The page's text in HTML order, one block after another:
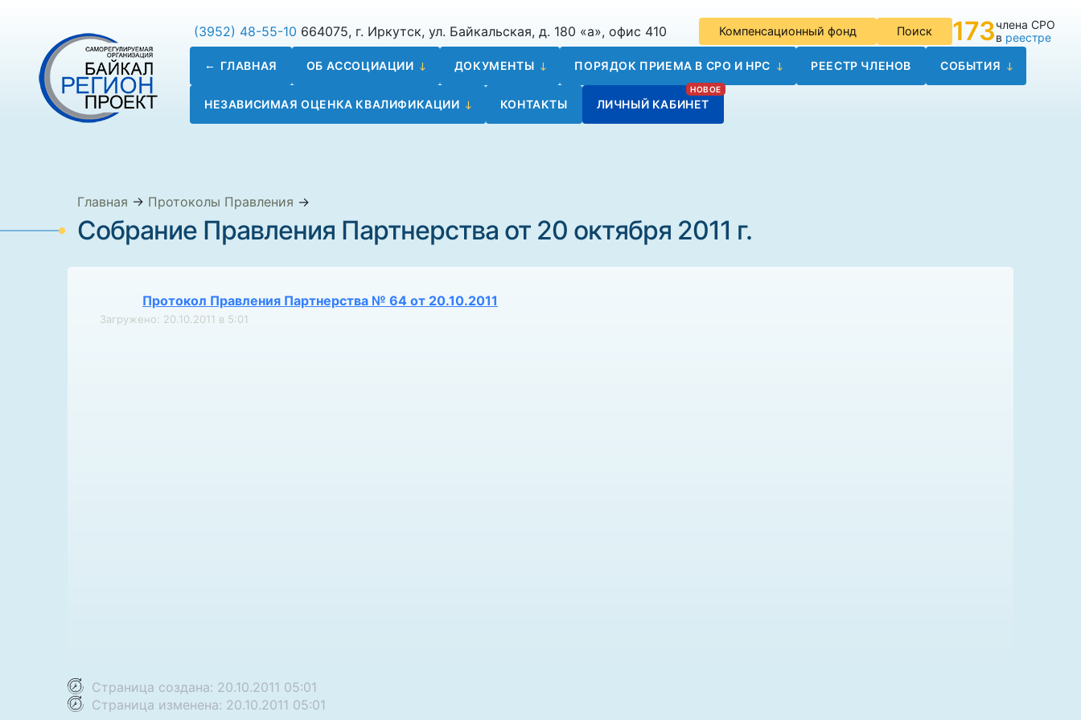
(3952) 48-55-10 664075, г. Иркутск, ул. Байкальская, д. 180 «а», офис 410 Компенсационный фонд Поиск 173члена СРО
в реестре
ГЛАВНАЯ ОБ АССОЦИАЦИИ ДОКУМЕНТЫ ПОРЯДОК ПРИЕМА В СРО И НРС РЕЕСТР ЧЛЕНОВ СОБЫТИЯ
НЕЗАВИСИМАЯ ОЦЕНКА КВАЛИФИКАЦИИ КОНТАКТЫ ЛИЧНЫЙ КАБИНЕТ
Главная → Протоколы Правления →
Собрание Правления Партнерства от 20 октября 2011 г.
Протокол Правления Партнерства № 64 от 20.10.2011
Загружено: 20.10.2011 в 5:01
Страница создана: 20.10.2011 05:01
Страница изменена: 20.10.2011 05:01